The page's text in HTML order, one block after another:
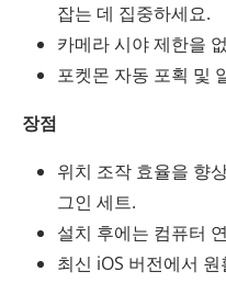
잡는 데 집중하세요.
카메라 시야 제한을
포켓몬 자동 포획 및
장점
위치 조작 효율을 향
그인 세트.
설치 후에는 컴퓨터
최신 iOS 버전에서